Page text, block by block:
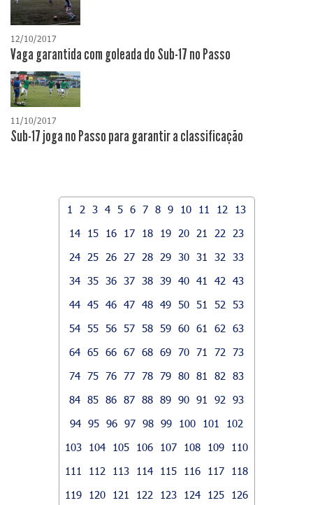
12/10/2017
Vaga garantida com goleada do Sub-17 no Passo
11/10/2017
Sub-17 joga no Passo para garantir a classificação
1 2 3 4 5 6 7 8 9 10 11 12
13
14
15 16 17 18 19 20 21 22
23
24
25 26 27 28 29 30 31 32
33
34 35 36 37 38 39 40 41 42
43
44 45 46 47 48 49 50 51 52
53
54 55 56 57 58 59 60 61 62
63
64 65 66 67 68 69 70 71 72
73
74 75 76 77 78 79 80 81 82
83
84 85 86 87 88 89 90 91 92
93
94 95 96 97 98 99 100 101
102
103
104 105 106 107 108 109
110
111
112 113 114 115 116 117
118
119
120 121 122 123 124 125
126